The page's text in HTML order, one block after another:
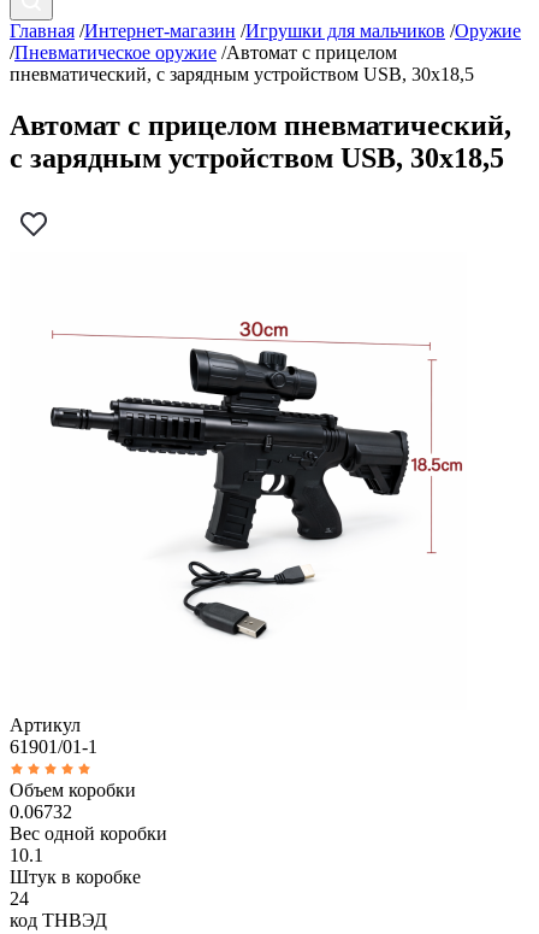
Главная /Интернет-магазин /Игрушки для мальчиков /Оружие
/Пневматическое оружие /Автомат с прицелом
пневматический, с зарядным устройством USB, 30х18,5
Автомат с прицелом пневматический,
с зарядным устройством USB, 30х18,5
Артикул
61901/01-1
Объем коробки
0.06732
Вес одной коробки
10.1
Штук в коробке
24
код ТНВЭД